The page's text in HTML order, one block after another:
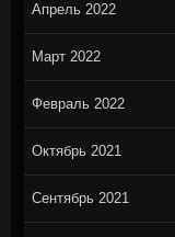
Апрель 2022
Март 2022
Февраль 2022
Октябрь 2021
Сентябрь 2021